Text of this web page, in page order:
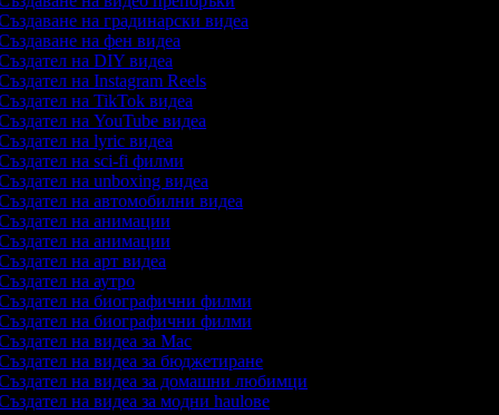
на градинарски видеа
на фен видеа
на DIY видеа
на Instagram Reels
на TikTok видеа
на YouTube видеа
на lyric видеа
на sci-fi филми
на unboxing видеа
на автомобилни видеа
на анимации
на анимации
на арт видеа
на аутро
на биографични филми
на биографични филми
на видеа за Mac
на видеа за бюджетиране
на видеа за домашни любимци
на видеа за модни haulове